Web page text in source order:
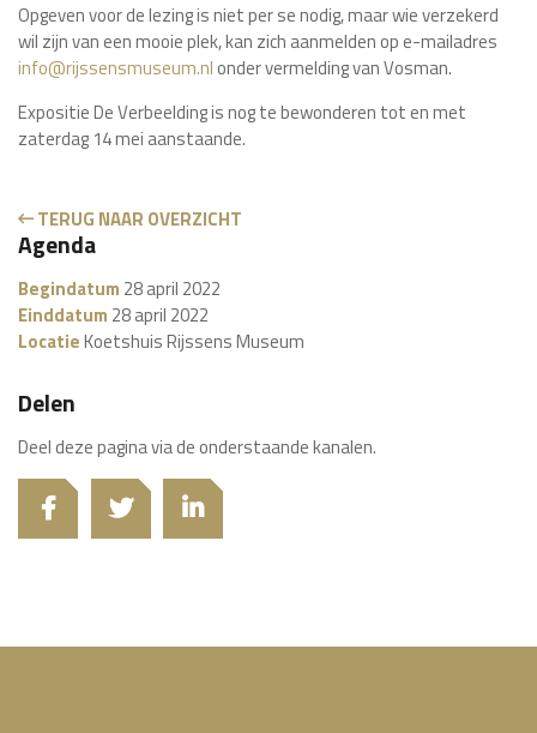
Opgeven voor de lezing is niet per se nodig, maar wie verzekerd
wil zijn van een mooie plek, kan zich aanmelden op e-mailadres
info@rijssensmuseum.nlonder vermelding van Vosman.
Expositie De Verbeelding is nog te bewonderen tot en met
zaterdag 14 mei aanstaande.
TERUG NAAR OVERZICHT
Agenda
Begindatum 28 april 2022
Einddatum 28 april 2022
LocatieKoetshuis Rijssens Museum
Delen
Deel deze pagina via de onderstaande kanalen.